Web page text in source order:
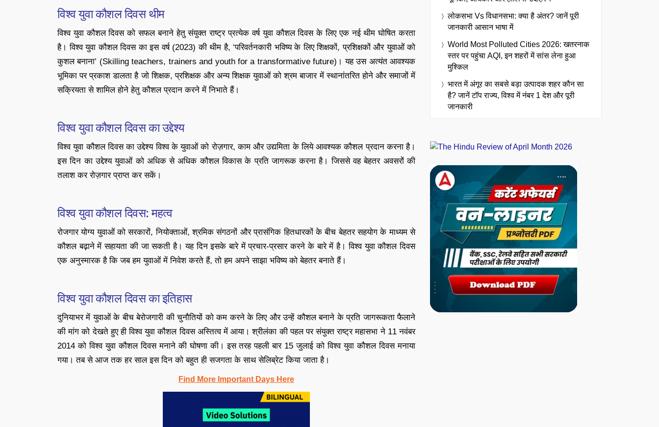
विश्व युवा कौशल दिवस थीम
विश्व युवा कौशल दिवस को सफल बनाने हेतु संयुक्त राष्ट्र प्रत्येक वर्ष युवा कौशल दिवस के लिए एक नई थीम घोषित करता
है। विश्व युवा कौशल दिवस का इस वर्ष (2023) की थीम है, ‘परिवर्तनकारी भविष्य के लिए शिक्षकों, प्रशिक्षकों और युवाओं को
कुशल बनाना’ (Skilling teachers, trainers and youth for a transformative future)। यह उस अत्यंत आवश्यक
भूमिका पर प्रकाश डालता है जो शिक्षक, प्रशिक्षक और अन्य शिक्षक युवाओं को श्रम बाजार में स्थानांतरित होने और समाजों में
सक्रियता से शामिल होने हेतु कौशल प्रदान करने में निभाते हैं।
विश्व युवा कौशल दिवस का उद्देश्य
विश्व युवा कौशल दिवस का उद्देश्य विश्व के युवाओं को रोज़गार, काम और उद्यमिता के लिये आवश्यक कौशल प्रदान करना है।
इस दिन का उद्देश्य युवाओं को अधिक से अधिक कौशल विकास के प्रति जागरूक करना है। जिससे वह बेहतर अवसरों की
तलाश कर रोज़गार प्राप्त कर सकें।
विश्व युवा कौशल दिवस: महत्व
रोजगार योग्य युवाओं को सरकारों, नियोक्ताओं, श्रमिक संगठनों और प्रासंगिक हितधारकों के बीच बेहतर सहयोग के माध्यम से
कौशल बढ़ाने में सहायता की जा सकती है। यह दिन इसके बारे में प्रचार-प्रसार करने के बारे में है। विश्व युवा कौशल दिवस
एक अनुस्मारक है कि जब हम युवाओं में निवेश करते हैं, तो हम अपने साझा भविष्य को बेहतर बनाते हैं।
विश्व युवा कौशल दिवस का इतिहास
दुनियाभर में युवाओं के बीच बेरोजगारी की चुनौतियों को कम करने के लिए और उन्हें कौशल बनाने के प्रति जागरूकता फैलाने
की मांग को देखते हुए ही विश्व युवा कौशल दिवस अस्तित्‍व में आया। श्रीलंका की पहल पर संयुक्त राष्ट्र महासभा ने 11 नवंबर
2014 को विश्व युवा कौशल दिवस मनाने की घोषणा की। इस तरह पहली बार 15 जुलाई को विश्व युवा कौशल दिवस मनाया
गया। तब से आज तक हर साल इस दिन को बहुत ही सजगता के साथ सेलिब्रेट किया जाता है।
Find More Important Days Here
लोकसभा Vs विधानसभा: क्या है अंतर? जानें पूरी
जानकारी आसान भाषा में
World Most Polluted Cities 2026: खतरनाक
स्तर पर पहुंचा AQI, इन शहरों में सांस लेना हुआ
मुश्किल
भारत में अंगूर का सबसे बड़ा उत्पादक शहर कौन सा
है? जानें टॉप राज्य, विश्व में नंबर 1 देश और पूरी
जानकारी